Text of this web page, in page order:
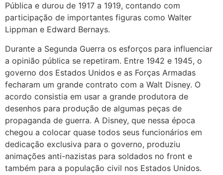
Pública e durou de 1917 a 1919, contando com
participação de importantes figuras como Walter
Lippman e Edward Bernays.
Durante a Segunda Guerra os esforços para influenciar
a opinião pública se repetiram. Entre 1942 e 1945, o
governo dos Estados Unidos e as Forças Armadas
fecharam um grande contrato com a Walt Disney. O
acordo consistia em usar a grande produtora de
desenhos para produção de algumas peças de
propaganda de guerra. A Disney, que nessa época
chegou a colocar quase todos seus funcionários em
dedicação exclusiva para o governo, produziu
animações anti-nazistas para soldados no front e
também para a população civil nos Estados Unidos.